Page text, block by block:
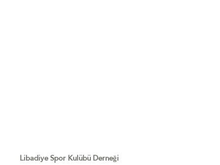
Libadiye Spor Kulübü Derneği